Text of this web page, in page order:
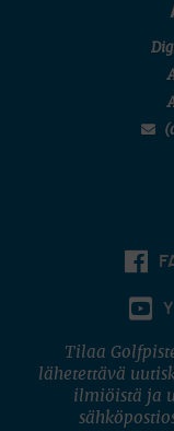
Tilaa
lähetettävä
ilmiöistä ja